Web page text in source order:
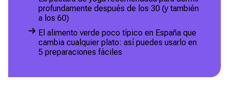
profundamente después de los 30 (y también
a los 60)
El alimento verde poco típico en España que
cambia cualquier plato: así puedes usarlo en
5 preparaciones fáciles